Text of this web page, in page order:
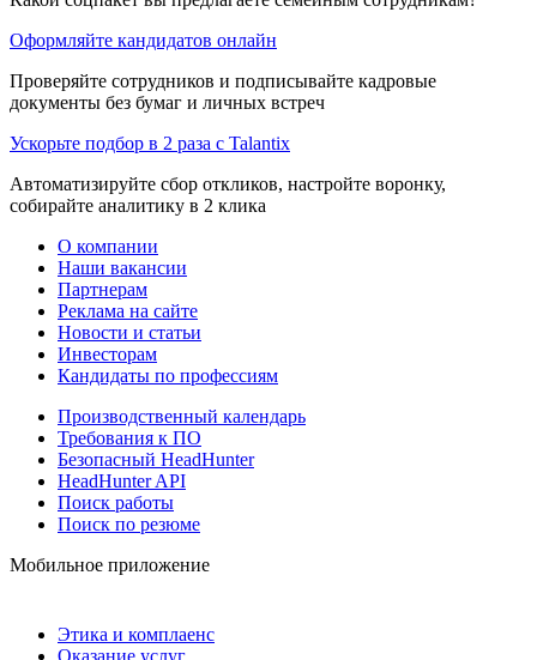
Оформляйте кандидатов онлайн
Проверяйте сотрудников и подписывайте кадровые
документы без бумаг и личных встреч
Ускорьте подбор в 2 раза с Talantix
Автоматизируйте сбор откликов, настройте воронку,
собирайте аналитику в 2 клика
О компании
Наши вакансии
Партнерам
Реклама на сайте
Новости и статьи
Инвесторам
Кандидаты по профессиям
Производственный календарь
Требования к ПО
Безопасный HeadHunter
HeadHunter API
Поиск работы
Поиск по резюме
Мобильное приложение
Этика и комплаенс
Оказание услуг